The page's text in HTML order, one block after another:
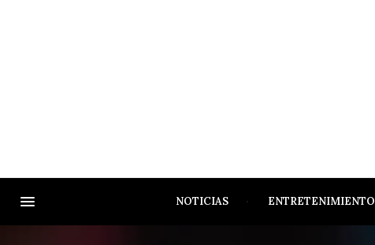
NOTICIAS ENTRETENIMIENTO